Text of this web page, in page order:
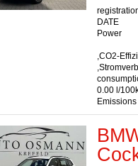
DATE
Power
,CO2-
0.00 l/